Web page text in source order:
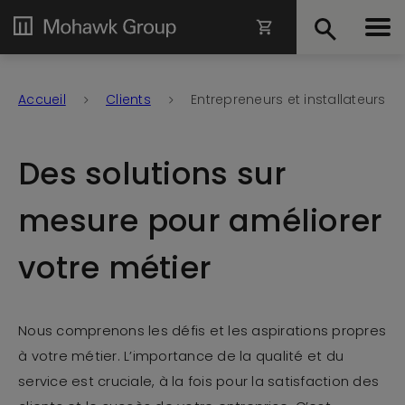
Accueil Clients Entrepreneurs et installateurs
Des solutions sur
mesure pour améliorer
votre métier
Nous comprenons les défis et les aspirations propres
à votre métier. L’importance de la qualité et du
service est cruciale, à la fois pour la satisfaction des